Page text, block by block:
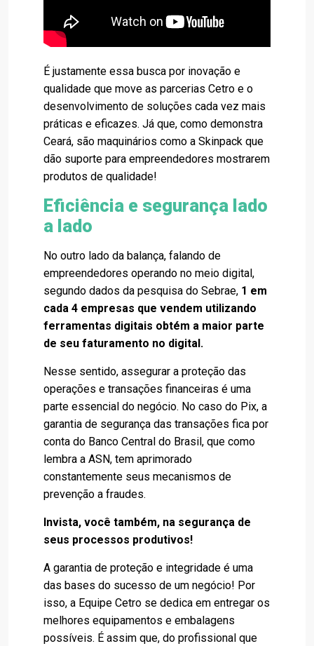
É justamente essa busca por inovação e
qualidade que move as parcerias Cetro e o
desenvolvimento de soluções cada vez mais
práticas e eficazes. Já que, como demonstra
Ceará, são maquinários como a Skinpack que
dão suporte para empreendedores mostrarem
produtos de qualidade!
Eficiência e segurança lado
a lado
No outro lado da balança, falando de
empreendedores operando no meio digital,
segundo dados da pesquisa do Sebrae, 1 em
cada 4 empresas que vendem utilizando
ferramentas digitais obtém a maior parte
de seu faturamento no digital.
Nesse sentido, assegurar a proteção das
operações e transações financeiras é uma
parte essencial do negócio. No caso do Pix, a
garantia de segurança das transações fica por
conta do Banco Central do Brasil, que como
lembra a ASN, tem aprimorado
constantemente seus mecanismos de
prevenção a fraudes.
Invista, você também, na segurança de
seus processos produtivos!
A garantia de proteção e integridade é uma
das bases do sucesso de um negócio! Por
isso, a Equipe Cetro se dedica em entregar os
melhores equipamentos e embalagens
possíveis. É assim que, do profissional que